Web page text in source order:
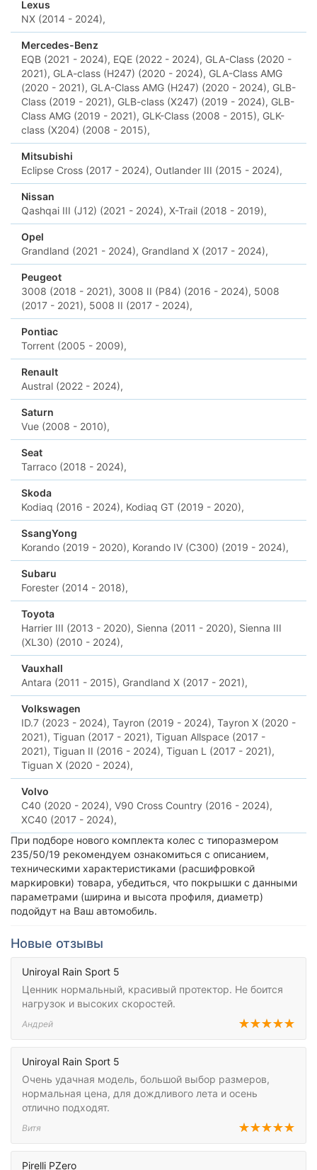
Lexus
NX (2014 - 2024),
Mercedes-Benz
EQB (2021 - 2024), EQE (2022 - 2024), GLA-Class (2020 -
2021), GLA-class (H247) (2020 - 2024), GLA-Class AMG
(2020 - 2021), GLA-Class AMG (H247) (2020 - 2024), GLB-
Class (2019 - 2021), GLB-class (X247) (2019 - 2024), GLB-
Class AMG (2019 - 2021), GLK-Class (2008 - 2015), GLK-
class (X204) (2008 - 2015),
Mitsubishi
Eclipse Cross (2017 - 2024), Outlander III (2015 - 2024),
Nissan
Qashqai III (J12) (2021 - 2024), X-Trail (2018 - 2019),
Opel
Grandland (2021 - 2024), Grandland X (2017 - 2024),
Peugeot
3008 (2018 - 2021), 3008 II (P84) (2016 - 2024), 5008
(2017 - 2021), 5008 II (2017 - 2024),
Pontiac
Torrent (2005 - 2009),
Renault
Austral (2022 - 2024),
Saturn
Vue (2008 - 2010),
Seat
Tarraco (2018 - 2024),
Skoda
Kodiaq (2016 - 2024), Kodiaq GT (2019 - 2020),
SsangYong
Korando (2019 - 2020), Korando IV (C300) (2019 - 2024),
Subaru
Forester (2014 - 2018),
Toyota
Harrier III (2013 - 2020), Sienna (2011 - 2020), Sienna III
(XL30) (2010 - 2024),
Vauxhall
Antara (2011 - 2015), Grandland X (2017 - 2021),
Volkswagen
ID.7 (2023 - 2024), Tayron (2019 - 2024), Tayron X (2020 -
2021), Tiguan (2017 - 2021), Tiguan Allspace (2017 -
2021), Tiguan II (2016 - 2024), Tiguan L (2017 - 2021),
Tiguan X (2020 - 2024),
Volvo
C40 (2020 - 2024), V90 Cross Country (2016 - 2024),
XC40 (2017 - 2024),
При подборе нового комплекта колес с типоразмером
235/50/19 рекомендуем ознакомиться с описанием,
техническими характеристиками (расшифровкой
маркировки) товара, убедиться, что покрышки с данными
параметрами (ширина и высота профиля, диаметр)
подойдут на Ваш автомобиль.
Новые отзывы
Uniroyal Rain Sport 5
Ценник нормальный, красивый протектор. Не боится
нагрузок и высоких скоростей.
Андрей
Uniroyal Rain Sport 5
Очень удачная модель, большой выбор размеров,
нормальная цена, для дождливого лета и осень
отлично подходят.
Витя
Pirelli PZero